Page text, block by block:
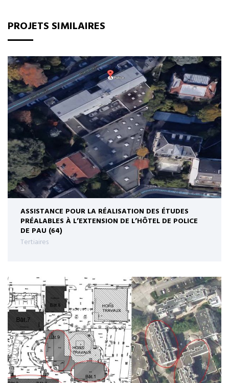
PROJETS SIMILAIRES
ASSISTANCE POUR LA RÉALISATION DES ÉTUDES
PRÉALABLES À L’EXTENSION DE L’HÔTEL DE POLICE
DE PAU (64)
Tertiaires